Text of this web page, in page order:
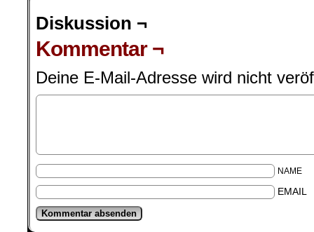
Diskussion ¬
Kommentar ¬
Deine E-Mail-Adresse wird nicht
NAME
EMAIL